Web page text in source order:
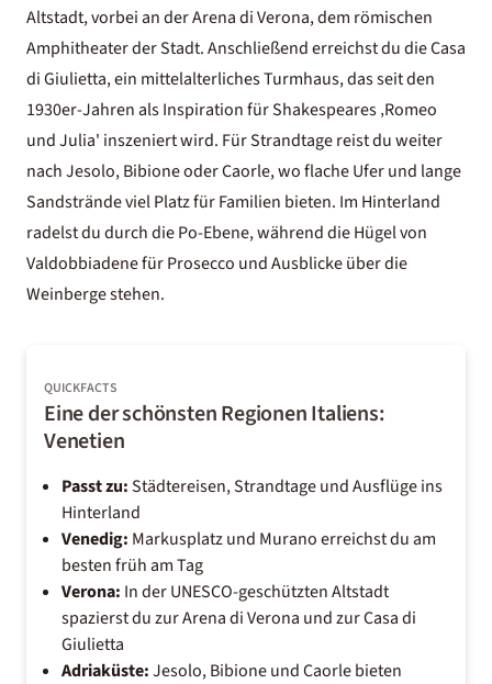
Altstadt, vorbei an der Arena di Verona, dem römischen
Amphitheater der Stadt. Anschließend erreichst du die Casa
di Giulietta, ein mittelalterliches Turmhaus, das seit den
1930er-Jahren als Inspiration für Shakespeares ‚Romeo
und Julia' inszeniert wird. Für Strandtage reist du weiter
nach Jesolo, Bibione oder Caorle, wo flache Ufer und lange
Sandstrände viel Platz für Familien bieten. Im Hinterland
radelst du durch die Po-Ebene, während die Hügel von
Valdobbiadene für Prosecco und Ausblicke über die
Weinberge stehen.
QUICKFACTS
Eine der schönsten Regionen Italiens:
Venetien
Passt zu:Städtereisen, Strandtage und Ausflüge ins
Hinterland
Venedig: Markusplatz und Murano erreichst du am
besten früh am Tag
Verona: In der UNESCO-geschützten Altstadt
spazierst du zur Arena di Verona und zur Casa di
Giulietta
Adriaküste:Jesolo, Bibione und Caorle bieten